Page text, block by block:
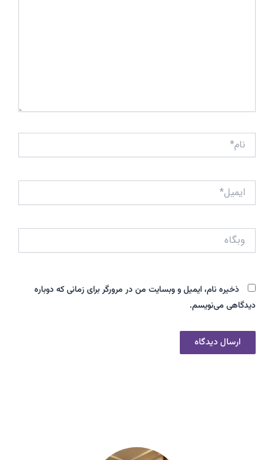
نام*
ایمیل*
ذخیره نام، ایمیل و وبسایت من در مرورگر برای زمانی که دوباره
دیدگاهی می‌نویسم.